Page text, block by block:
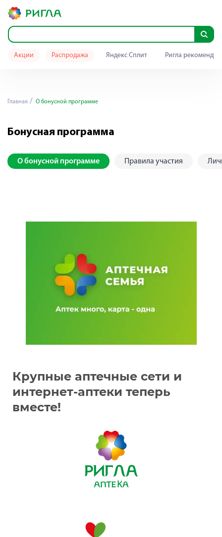
Акции Распродажа Яндекс Сплит Ригла
Главная О бонусной программе
Бонусная программа
О бонусной программе Правила участия
Крупные аптечные сети и
интернет-аптеки теперь
вместе!